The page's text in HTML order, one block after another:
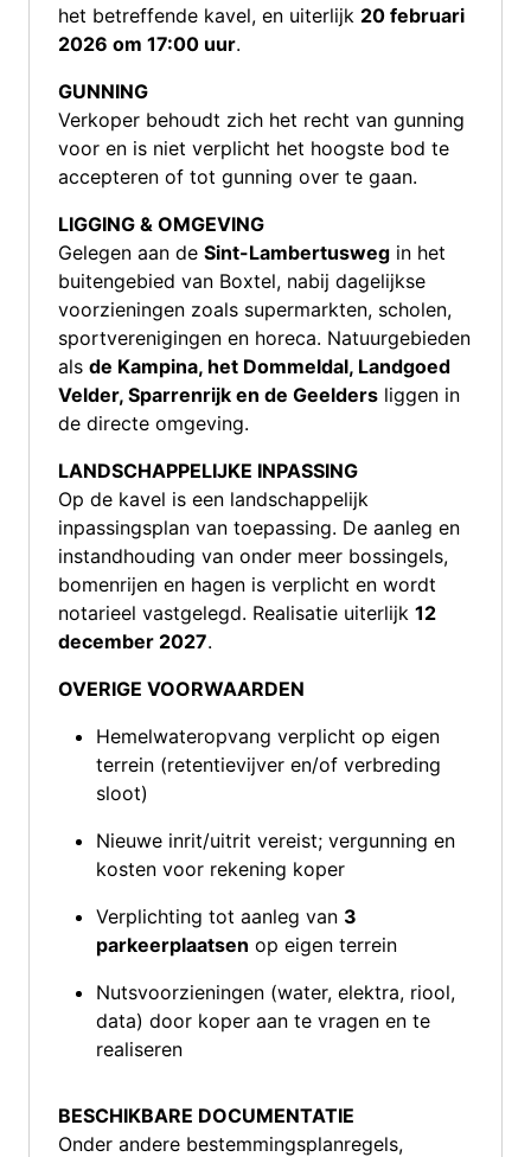
het betreffende kavel, en uiterlijk 20 februari
2026 om 17:00 uur.
GUNNING
Verkoper behoudt zich het recht van gunning
voor en is niet verplicht het hoogste bod te
accepteren of tot gunning over te gaan.
LIGGING & OMGEVING
Gelegen aan de Sint-Lambertusweg in het
buitengebied van Boxtel, nabij dagelijkse
voorzieningen zoals supermarkten, scholen,
sportverenigingen en horeca. Natuurgebieden
als de Kampina, het Dommeldal, Landgoed
Velder, Sparrenrijk en de Geelders liggen in
de directe omgeving.
LANDSCHAPPELIJKE INPASSING
Op de kavel is een landschappelijk
inpassingsplan van toepassing. De aanleg en
instandhouding van onder meer bossingels,
bomenrijen en hagen is verplicht en wordt
notarieel vastgelegd. Realisatie uiterlijk 12
december 2027.
OVERIGE VOORWAARDEN
Hemelwateropvang verplicht op eigen
terrein (retentievijver en/of verbreding
sloot)
Nieuwe inrit/uitrit vereist; vergunning en
kosten voor rekening koper
Verplichting tot aanleg van 3
parkeerplaatsen op eigen terrein
Nutsvoorzieningen (water, elektra, riool,
data) door koper aan te vragen en te
realiseren
BESCHIKBARE DOCUMENTATIE
Onder andere bestemmingsplanregels,